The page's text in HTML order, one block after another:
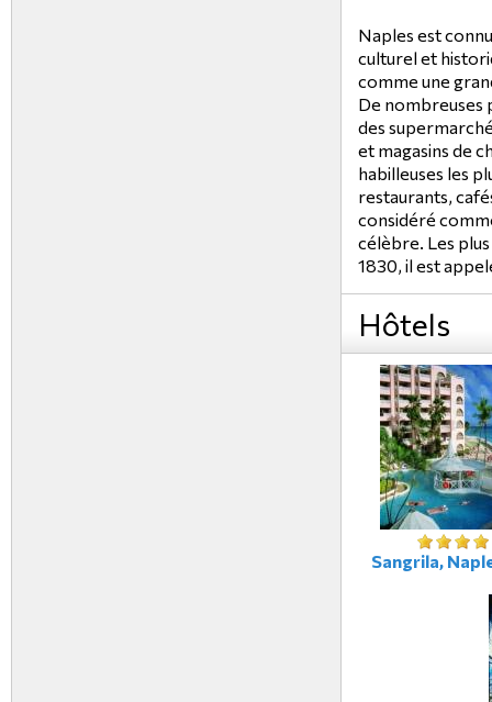
Naples est
culturel et
comme une
De nombreuses
des
et magasins de
habilleuses les
restaurants,
considéré
célèbre. Les
1830, il est
Hôtels
Sangrila,